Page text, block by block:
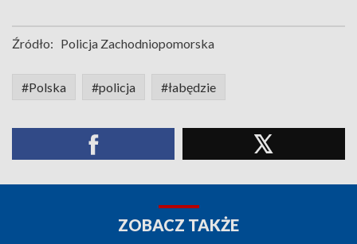
Źródło: Policja Zachodniopomorska
#Polska #policja #łabędzie
ZOBACZ TAKŻE